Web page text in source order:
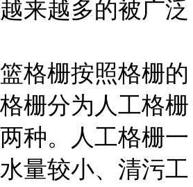
来越多的被广泛
格栅按照格栅的
栅分为人工格栅
种。人工格栅一
量较小、清污工